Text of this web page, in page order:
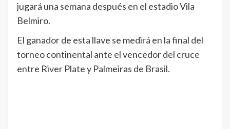
jugará una semana después en el estadio Vila
Belmiro.
El ganador de esta llave se medirá en la final del
torneo continental ante el vencedor del cruce
entre River Plate y Palmeiras de Brasil.